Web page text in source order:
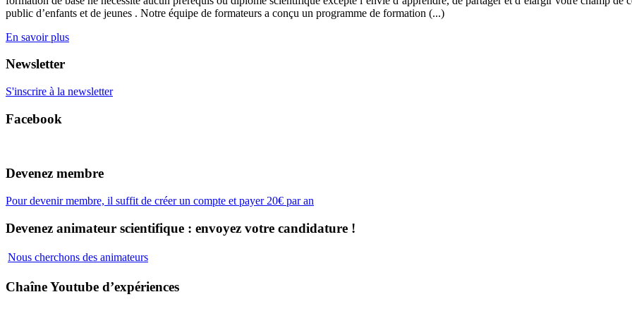
public d’enfants et de jeunes . Notre équipe de formateurs a conçu un programme de formation (...)
En savoir plus
Newsletter
S'inscrire à la newsletter
Facebook
Devenez membre
Pour devenir membre, il suffit de créer un compte et payer 20€ par an
Devenez animateur scientifique : envoyez votre candidature !
Nous cherchons des animateurs
Chaîne Youtube d’expériences